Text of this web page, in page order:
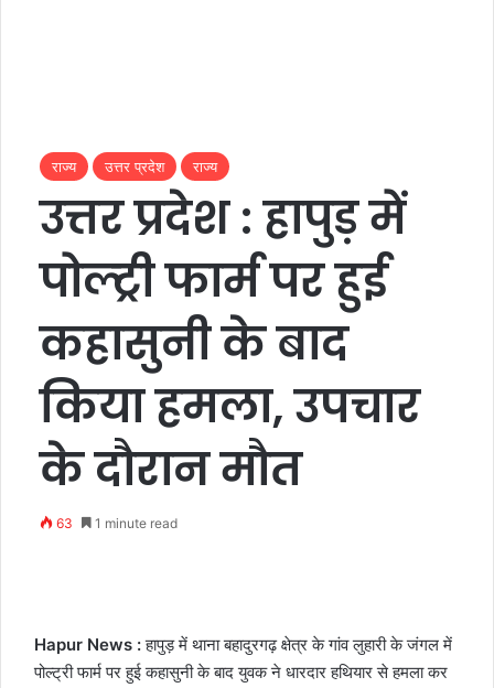
राज्य उत्तर प्रदेश राज्य
उत्तर प्रदेश : हापुड़ में
पोल्ट्री फार्म पर हुई
कहासुनी के बाद
किया हमला, उपचार
के दौरान मौत
63 1 minute read
Hapur News :हापुड़ में थाना बहादुरगढ़ क्षेत्र के गांव लुहारी के जंगल में
पोल्ट्री फार्म पर हुई कहासुनी के बाद युवक ने धारदार हथियार से हमला कर